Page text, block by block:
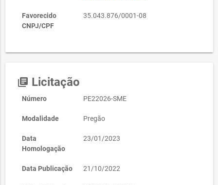
Favorecido
CNPJ/CPF
35.043.876/0001-08
library_books Licitação
Número PE22026-SME
Modalidade Pregão
Data
Homologação
23/01/2023
Data Publicação 21/10/2022